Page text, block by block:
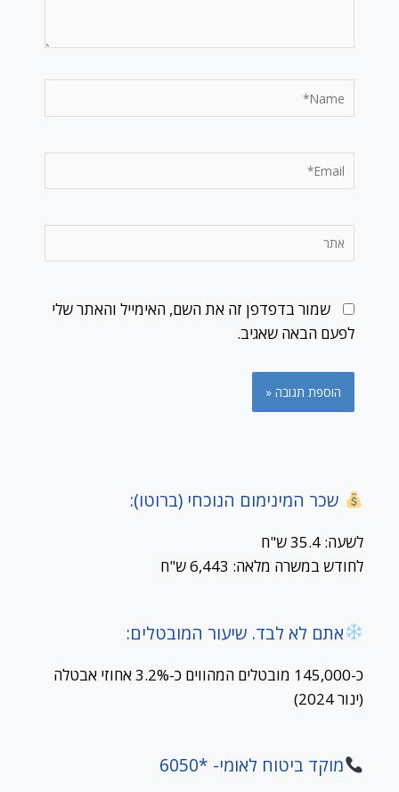
Name*
Email*
אתר
שמור בדפדפן זה את השם, האימייל והאתר שלי
לפעם הבאה שאגיב.
שכר המינימום הנוכחי (ברוטו):
לשעה: 35.4 ש"ח
לחודש במשרה מלאה: 6,443 ש"ח
אתם לא לבד. שיעור המובטלים:
כ-145,000 מובטלים המהווים כ-3.2% אחוזי אבטלה
(ינור 2024)
מוקד ביטוח לאומי- *6050